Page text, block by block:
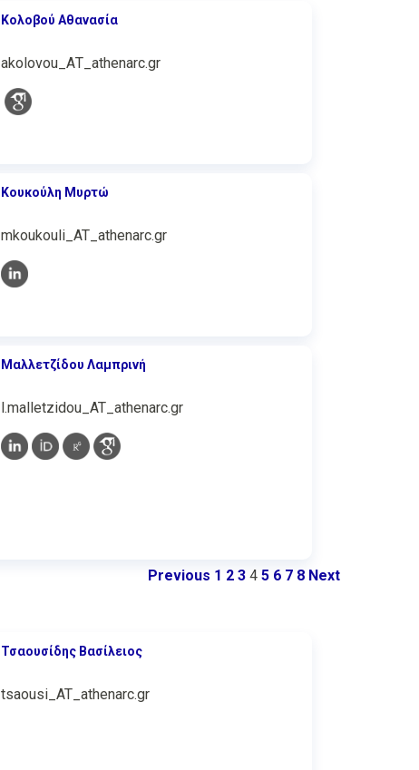
Κολοβού Αθανασία
akolovou_ΑΤ_athenarc.gr
Κουκούλη Μυρτώ
mkoukouli_AT_athenarc.gr
Μαλλετζίδου Λαμπρινή
l.malletzidou_AT_athenarc.gr
Previous 1 2 3 4 5 6 7 8 Next
Τσαουσίδης Βασίλειος
tsaousi_AT_athenarc.gr